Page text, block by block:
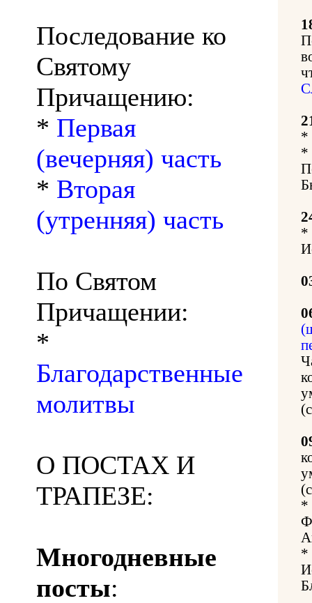
Последование ко
Святому
Причащению:
* Первая
(вечерняя) часть
* Вторая
(утренняя) часть
По Святом
Причащении:
*
Благодарственные
молитвы
О ПОСТАХ И
ТРАПЕЗЕ:
Многодневные
посты:
*
*
*
*
*